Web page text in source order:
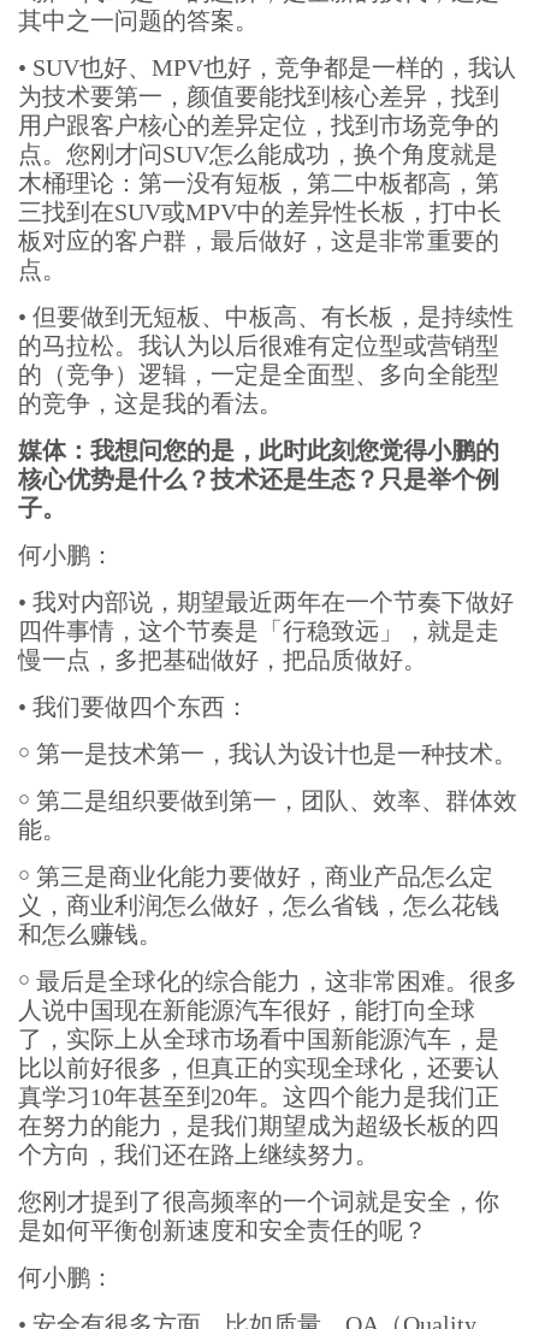
其中之一问题的答案。
• SUV也好、MPV也好，竞争都是一样的，我认
为技术要第一，颜值要能找到核心差异，找到
用户跟客户核心的差异定位，找到市场竞争的
点。您刚才问SUV怎么能成功，换个角度就是
木桶理论：第一没有短板，第二中板都高，第
三找到在SUV或MPV中的差异性长板，打中长
板对应的客户群，最后做好，这是非常重要的
点。
• 但要做到无短板、中板高、有长板，是持续性
的马拉松。我认为以后很难有定位型或营销型
的（竞争）逻辑，一定是全面型、多向全能型
的竞争，这是我的看法。
媒体：我想问您的是，此时此刻您觉得小鹏的
核心优势是什么？技术还是生态？只是举个例
子。
何小鹏：
• 我对内部说，期望最近两年在一个节奏下做好
四件事情，这个节奏是「行稳致远」，就是走
慢一点，多把基础做好，把品质做好。
• 我们要做四个东西：
￮ 第一是技术第一，我认为设计也是一种技术。
￮ 第二是组织要做到第一，团队、效率、群体效
能。
￮ 第三是商业化能力要做好，商业产品怎么定
义，商业利润怎么做好，怎么省钱，怎么花钱
和怎么赚钱。
￮ 最后是全球化的综合能力，这非常困难。很多
人说中国现在新能源汽车很好，能打向全球
了，实际上从全球市场看中国新能源汽车，是
比以前好很多，但真正的实现全球化，还要认
真学习10年甚至到20年。这四个能力是我们正
在努力的能力，是我们期望成为超级长板的四
个方向，我们还在路上继续努力。
您刚才提到了很高频率的一个词就是安全，你
是如何平衡创新速度和安全责任的呢？
何小鹏：